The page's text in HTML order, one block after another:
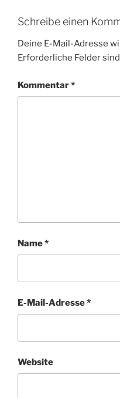
Schreibe einen
Deine E-Mail-Adresse
Erforderliche Felder
Kommentar*
Name*
E-Mail-Adresse*
Website